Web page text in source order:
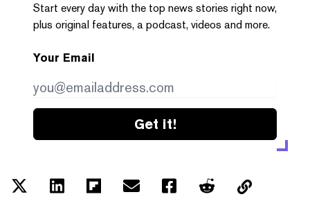
Start every day with the top news stories right now,
plus original features, a podcast, videos and more.
Your Email
Get it!